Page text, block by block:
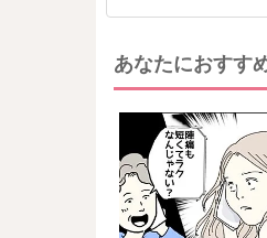
あなたにおすす